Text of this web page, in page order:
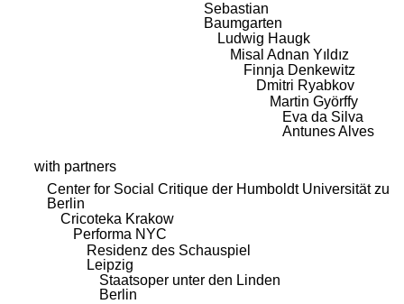
Sebastian
Baumgarten
Ludwig Haugk
Misal Adnan Yıldız
Finnja Denkewitz
Dmitri Ryabkov
Martin Györffy
Eva da Silva
Antunes Alves
with partners
Center for Social Critique der Humboldt Universität zu
Berlin
Cricoteka Krakow
Performa NYC
Residenz des Schauspiel
Leipzig
Staatsoper unter den Linden
Berlin